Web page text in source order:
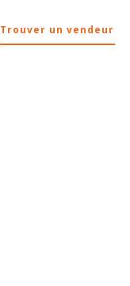
Trouver un vendeur